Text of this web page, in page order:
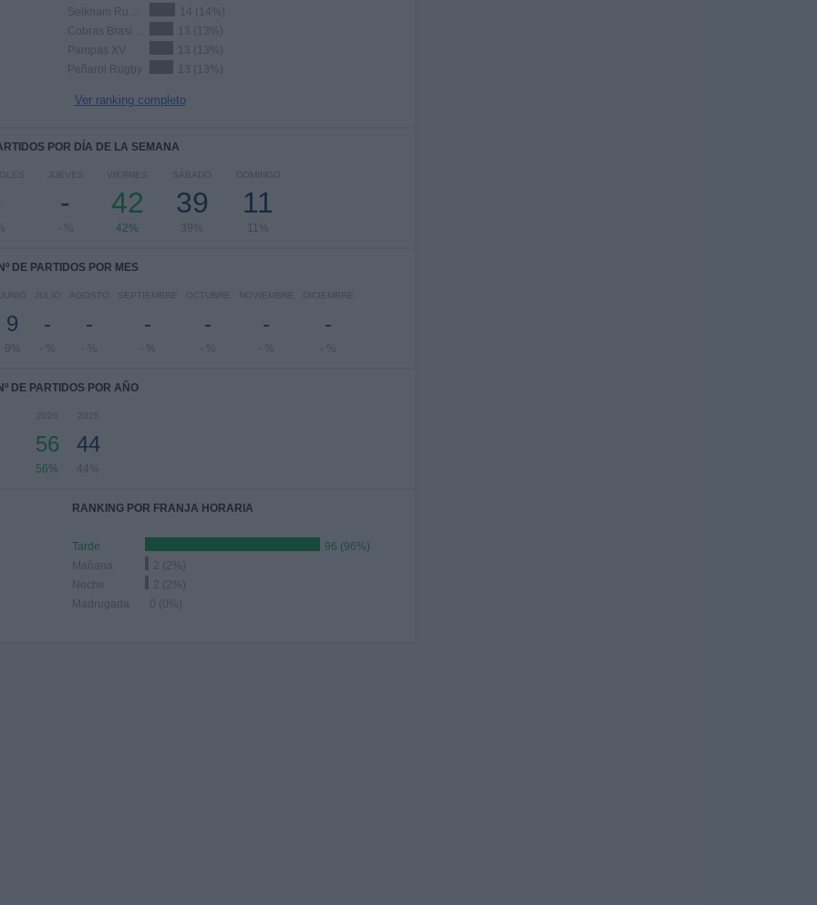
14 (14%)
13 (13%)
Pampas XV
13 (13%)
Peñarol Rugby
13 (13%)
Ver ranking completo
POR DÍA DE LA SEMANA
JUEVES
-
- %
VIERNES
42
42%
SÁBADO
39
39%
DOMINGO
11
11%
Nº DE PARTIDOS POR MES
JUNIO
9
9%
JULIO
-
- %
AGOSTO
-
- %
SEPTIEMBRE
-
- %
OCTUBRE
-
- %
NOVIEMBRE
-
- %
DICIEMBRE
-
- %
DE PARTIDOS POR AÑO
2026
56
56%
2025
44
44%
RANKING POR FRANJA HORARIA
Tarde
96 (96%)
Mañana
2 (2%)
Noche
2 (2%)
Madrugada
0 (0%)